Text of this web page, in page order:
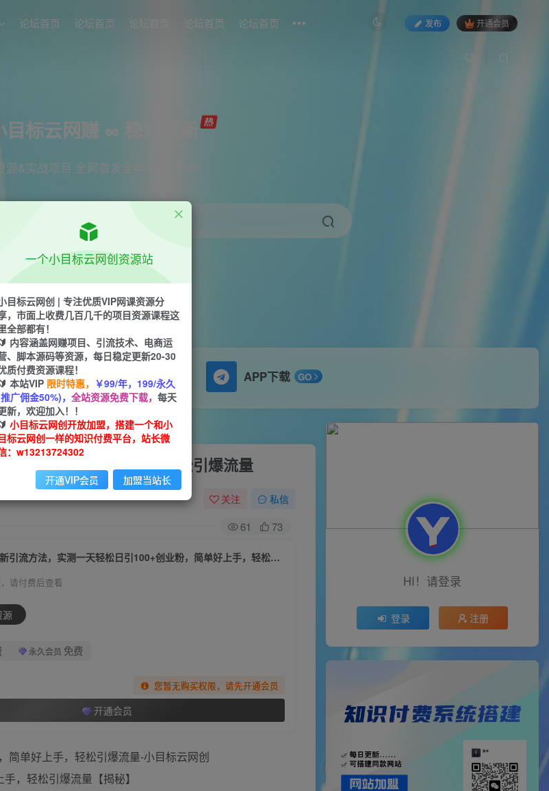
论坛首页 论坛首页 论坛首页 论坛首页 论坛首页 发布 开通会员
标云网赚 ∞ 稳定更新
源&实战项目 全网首发全年365天更新
引流 短视频 抖音 剪辑 小红书
APP下载 GO
创业粉，简单好上手，轻松引爆流量
关注 私信
61 73
2024年视频号最新引流方法，实测一天轻松日引100+创业粉，简单好上手，轻松引爆流量
请付费后查看
源
永久会员 免费
您暂无购买权限，请先开通会员
开通会员
，轻松引爆流量【揭秘】
HI！请登录
登录 注册
一个小目标云网创资源站
目标云网创 | 专注优质VIP网课资源分
，市面上收费几百几千的项目资源课程这
全部都有！
内容涵盖网赚项目、引流技术、电商运
、脚本源码等资源，每日稳定更新20-30
质付费资源课程！
本站VIP 限时特惠， ￥99/年，199/永久
广佣金50%)， 全站资源免费下载， 每天
新，欢迎加入！！
小目标云网创开放加盟，搭建一个和小
标云网创一样的知识付费平台，站长微
：w13213724302
开通VIP会员 加盟当站长